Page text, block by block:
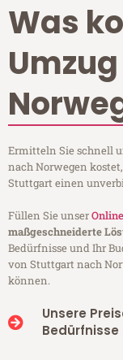
Was
Ermitteln Sie schnell
nach Norwegen
Stuttgart einen
Füllen Sie unser
maßgeschneiderte
Bedürfnisse und Ihr
von Stuttgart nach
können.
Unsere